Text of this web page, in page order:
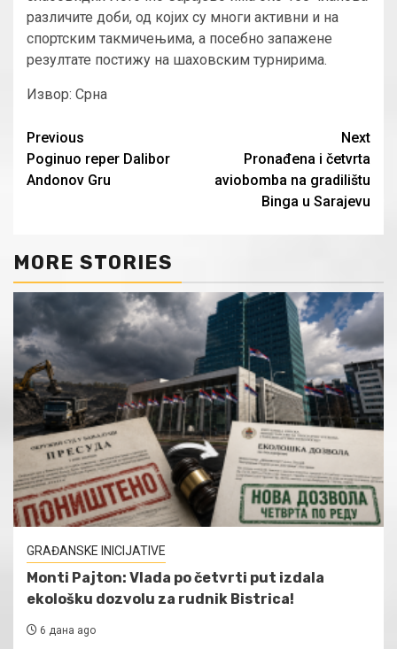
различите доби, од којих су многи активни и на
спортским такмичењима, а посебно запажене
резултате постижу на шаховским турнирима.
Извор: Срна
Continue
Reading
Previous
Poginuo reper Dalibor
Andonov Gru
Next
Pronađena i četvrta
aviobomba na gradilištu
Binga u Sarajevu
MORE STORIES
GRAĐANSKE INICIJATIVE
Monti Pajton: Vlada po četvrti put izdala
ekološku dozvolu za rudnik Bistrica!
6 дана ago